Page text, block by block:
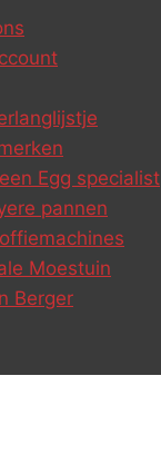
Egg specialist
pannen
Moestuin
Berger